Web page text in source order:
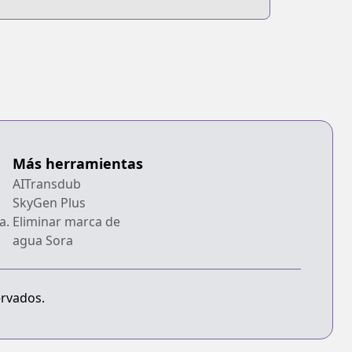
Más herramientas
AITransdub
SkyGen Plus
Eliminar marca de
agua Sora